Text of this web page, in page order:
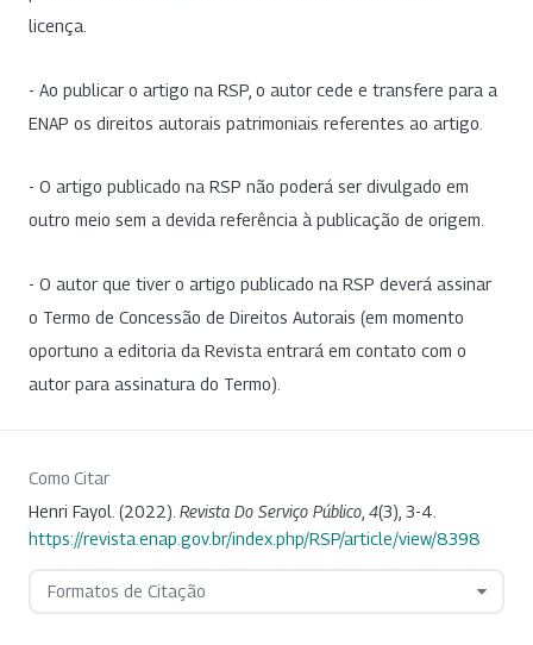
licença.
- Ao publicar o artigo na RSP, o autor cede e transfere para a
ENAP os direitos autorais patrimoniais referentes ao artigo.
- O artigo publicado na RSP não poderá ser divulgado em
outro meio sem a devida referência à publicação de origem.
- O autor que tiver o artigo publicado na RSP deverá assinar
o Termo de Concessão de Direitos Autorais (em momento
oportuno a editoria da Revista entrará em contato com o
autor para assinatura do Termo).
Como Citar
Henri Fayol. (2022). Revista Do Serviço Público 4(3), 3-4.
https://revista.enap.gov.br/index.php/RSP/article/view/8398
Formatos de Citação